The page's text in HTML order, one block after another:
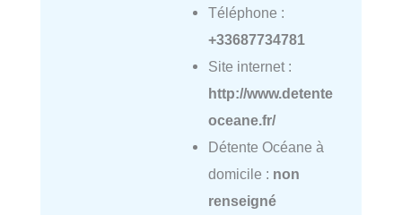
Téléphone :
+33687734781
Site internet :
http://www.detente
oceane.fr/
Détente Océane à
domicile : non
renseigné